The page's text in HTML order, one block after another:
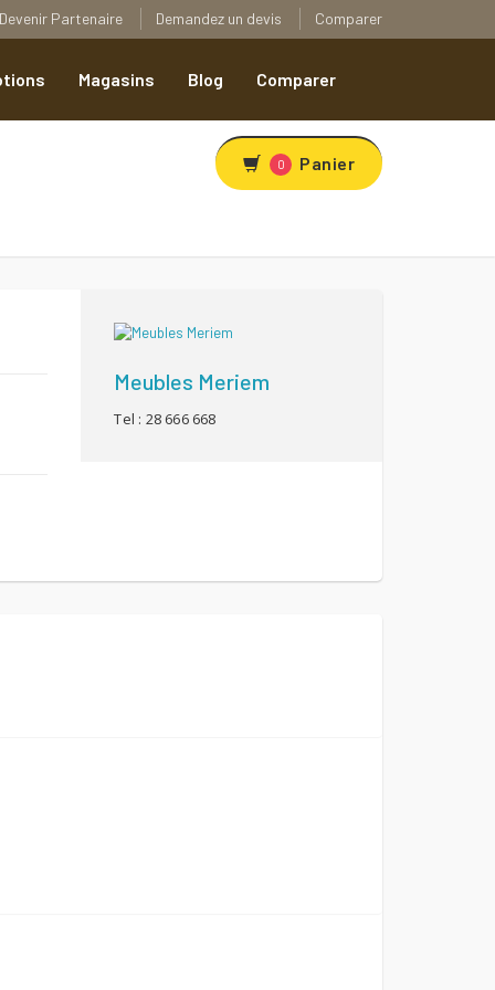
Devenir Partenaire Demandez un devis Comparer
Magasins Blog Comparer
0 Panier
Meubles Meriem
Tel : 28 666 668